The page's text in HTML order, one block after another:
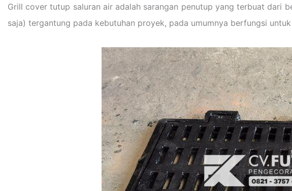
Grill cover tutup saluran air adalah sarangan penutup yang terbuat
saja) tergantung pada kebutuhan proyek, pada umumnya berfungsi